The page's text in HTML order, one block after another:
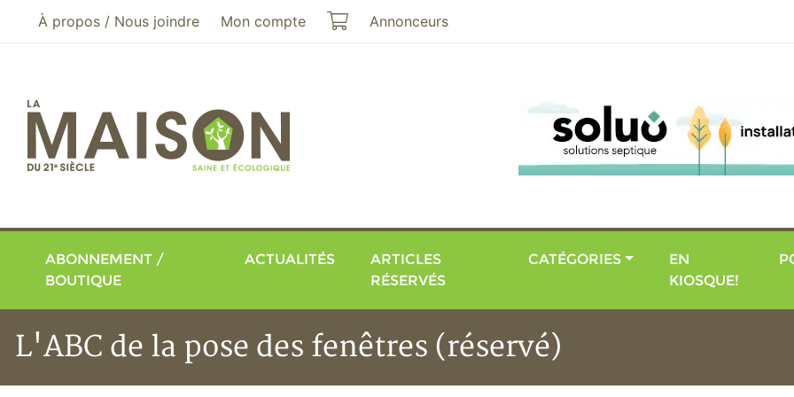
Aller au menu principal
Aller au contenu principal
À propos / Nous joindre Mon compte Mon panier
Annonceurs
ABONNEMENT /
BOUTIQUE
ACTUALITÉS
ARTICLES
RÉSERVÉS
CATÉGORIES
EN
KIOSQUE!
L'ABC de la pose des fenêtres (réservé)